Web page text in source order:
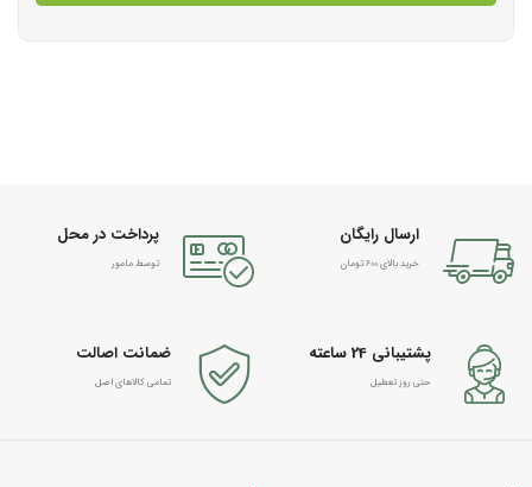
ارسال رایگان
خرید بالای 600 تومان
پرداخت در محل
توسط مامور
پشتیبانی 24 ساعته
حتی روز تعطیل
ضمانت اصالت
تمامی کالاهای اصل